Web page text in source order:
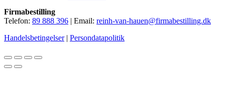
Firmabestilling
Telefon: 89 888 396 | Email: reinh-van-hauen@firmabestilling.dk
Handelsbetingelser| Persondatapolitik